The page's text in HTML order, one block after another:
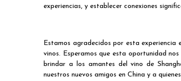
experiencias, y establecer conexiones
Estamos agradecidos por esta experiencia
vinos. Esperamos que esta oportunidad
brindar a los amantes del vino de
nuestros nuevos amigos en China y a